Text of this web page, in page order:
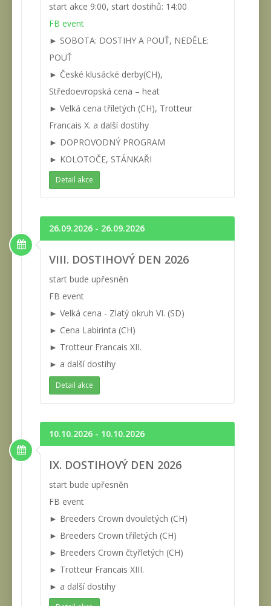
start akce 9:00, start dostihů: 14:00
FB event
► SOBOTA: DOSTIHY A POUŤ, NEDĚLE:
POUŤ
► České klusácké derby(CH),
Středoevropská cena – heat
► Velká cena tříletých (CH), Trotteur
Francais X. a další dostihy
► DOPROVODNÝ PROGRAM
► KOLOTOČE, STÁNKAŘI
Detail akce
26.09.2026 - 26.09.2026
VIII. DOSTIHOVÝ DEN 2026
start bude upřesněn
FB event
► Velká cena - Zlatý okruh VI. (SD)
► Cena Labirinta (CH)
► Trotteur Francais XII.
► a další dostihy
Detail akce
10.10.2026 - 10.10.2026
IX. DOSTIHOVÝ DEN 2026
start bude upřesněn
FB event
► Breeders Crown dvouletých (CH)
► Breeders Crown tříletých (CH)
► Breeders Crown čtyřletých (CH)
► Trotteur Francais XIII.
► a další dostihy